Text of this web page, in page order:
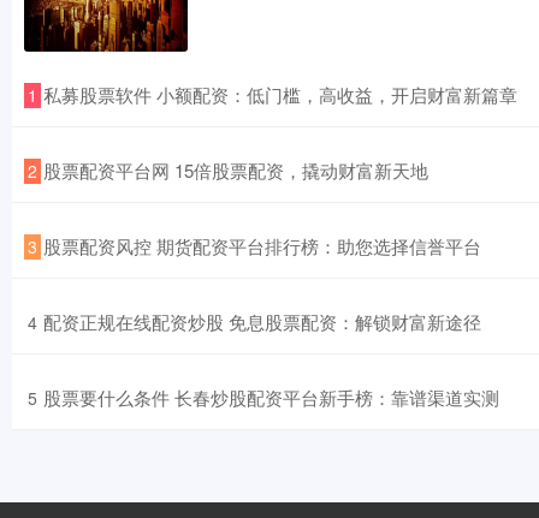
1 ​私募股票软件 小额配资：低门槛，高收益，开启财富新篇章
2 ​股票配资平台网 15倍股票配资，撬动财富新天地
3 ​股票配资风控 期货配资平台排行榜：助您选择信誉平台
4 ​配资正规在线配资炒股 免息股票配资：解锁财富新途径
5 ​股票要什么条件 长春炒股配资平台新手榜：靠谱渠道实测